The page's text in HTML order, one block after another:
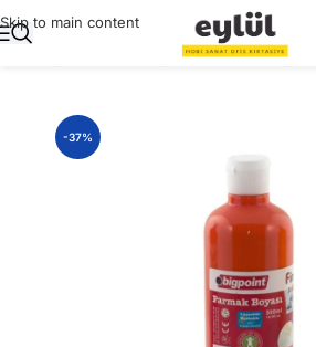
Skip to main content
Okul Gereçleri/Parmak Boyalar
-37%